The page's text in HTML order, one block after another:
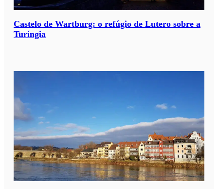
Castelo de Wartburg: o refúgio de Lutero sobre a
Turíngia